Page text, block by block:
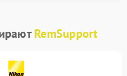
RemSupport